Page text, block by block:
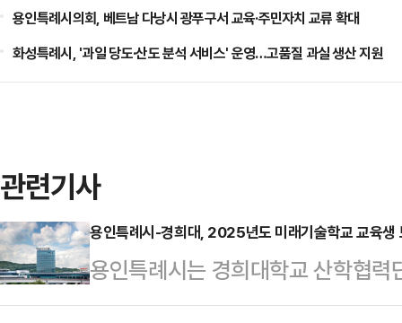
용인특례시의회, 베트남 다낭시 광푸구서 교육·주민자치 교류 확대
화성특례시, '과일 당도·산도 분석 서비스' 운영…고품질 과실 생산 지원
관련기사
용인특례시-경희대, 2025년도 미래기술학교 교육생
용인특례시는 경희대학교 산학협
집한다고 10일 밝혔다.미래기술학